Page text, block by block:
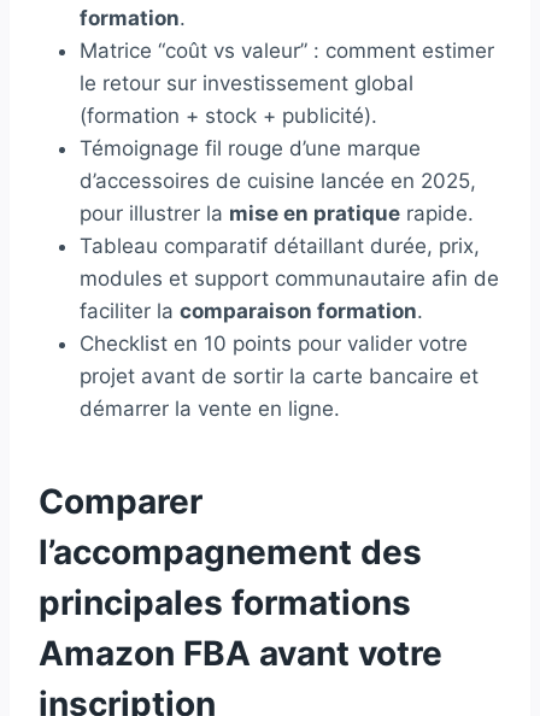
formation.
Matrice “coût vs valeur” : comment estimer
le retour sur investissement global
(formation + stock + publicité).
Témoignage fil rouge d’une marque
d’accessoires de cuisine lancée en 2025,
pour illustrer la mise en pratique rapide.
Tableau comparatif détaillant durée, prix,
modules et support communautaire afin de
faciliter la comparaison formation.
Checklist en 10 points pour valider votre
projet avant de sortir la carte bancaire et
démarrer la vente en ligne.
Comparer
l’accompagnement des
principales formations
Amazon FBA avant votre
inscription